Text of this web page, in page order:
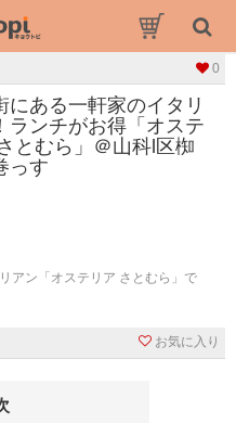
0
にある一軒家のイタリ
ランチがお得「オステ
とむら」＠山科l区椥
っす
アン「オステリア さとむら」で
お気に入り